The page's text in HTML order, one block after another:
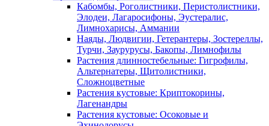
Кабомбы, Роголистники, Перистолистники,
Элодеи, Лагаросифоны, Эустералис,
Лимнохарисы, Аммании
Наяды, Людвигии, Гетерантеры, Зостереллы,
Турчи, Заурурусы, Бакопы, Лимнофилы
Растения длинностебельные: Гигрофилы,
Альтернатеры, Щитолистники,
Сложноцветные
Растения кустовые: Криптокорины,
Лагенандры
Растения кустовые: Осоковые и